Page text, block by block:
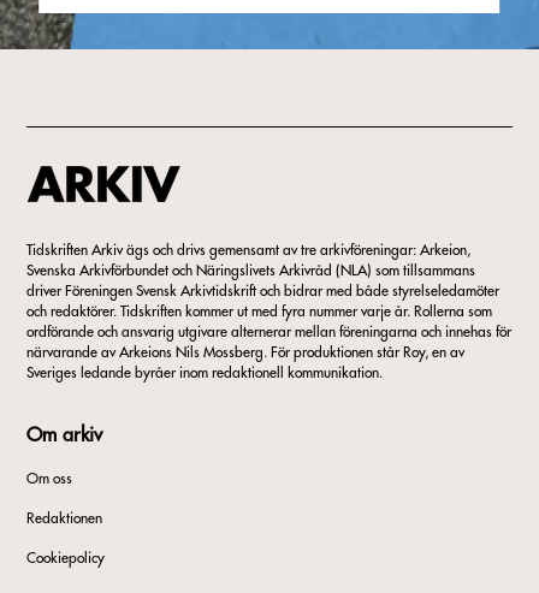
Tidskriften Arkiv ägs och drivs gemensamt av tre arkivföreningar: Arkeion,
Svenska Arkivförbundet och Näringslivets Arkivråd (NLA) som tillsammans
driver Föreningen Svensk Arkivtidskrift och bidrar med både styrelseledamöter
och redaktörer. Tidskriften kommer ut med fyra nummer varje år. Rollerna som
ordförande och ansvarig utgivare alternerar mellan föreningarna och innehas för
närvarande av Arkeions Nils Mossberg. För produktionen står Roy, en av
Sveriges ledande byråer inom redaktionell kommunikation.
Om arkiv
Om oss
Redaktionen
Cookiepolicy